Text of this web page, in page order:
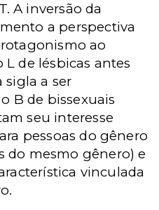
A inversão da
a perspectiva
ao
de lésbicas antes
sigla a ser
B de bissexuais
seu interesse
pessoas do gênero
do mesmo gênero) e
vinculada